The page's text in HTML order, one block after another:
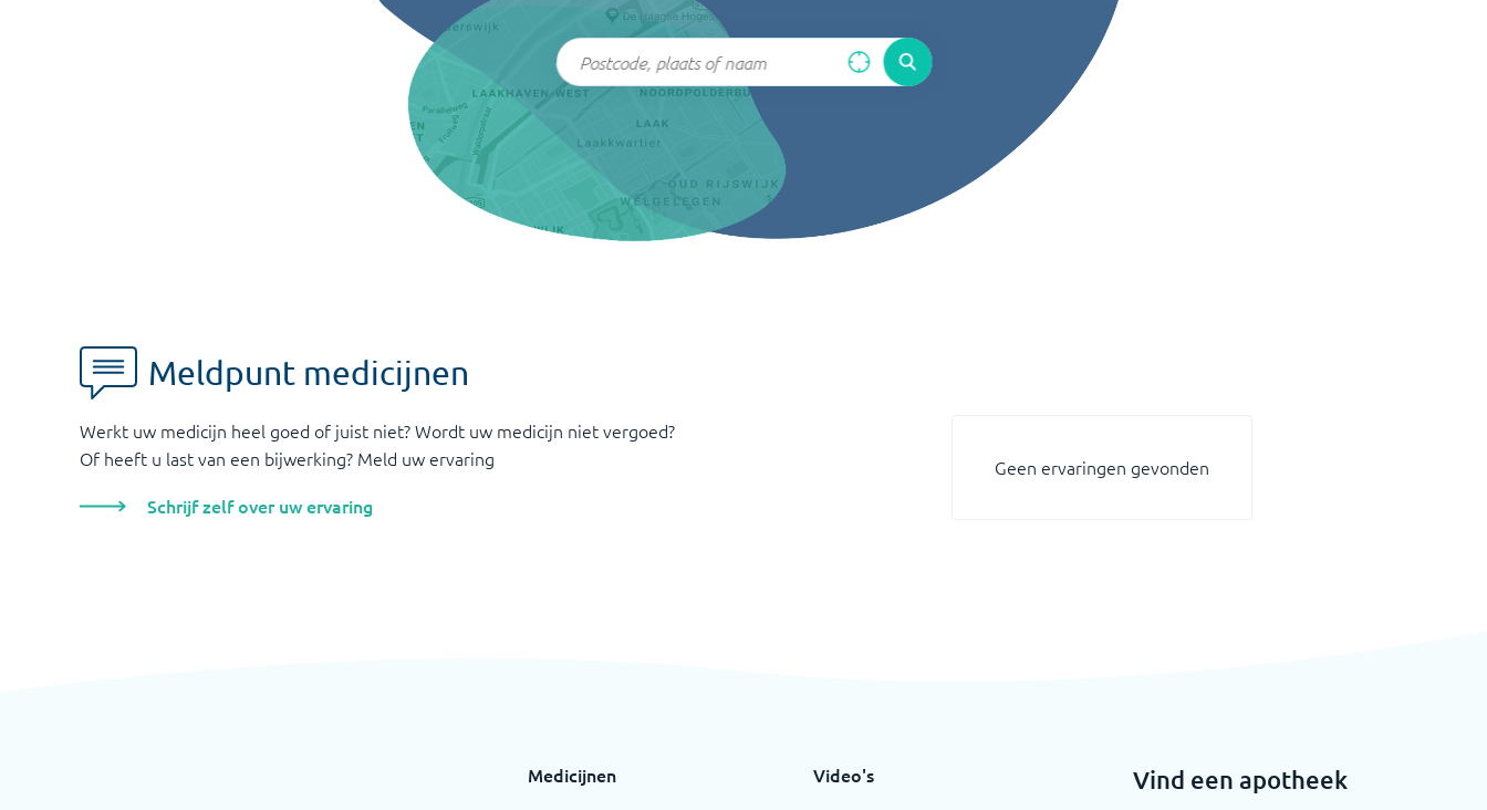
Meldpunt medicijnen
Werkt uw medicijn heel goed of juist niet? Wordt uw medicijn niet vergoed?
Of heeft u last van een bijwerking? Meld uw ervaring
Schrijf zelf over uw ervaring
Geen ervaringen gevonden
Medicijnen Video's Vind een apotheek